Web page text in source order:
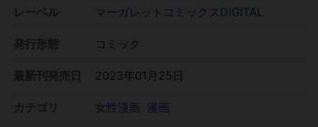
マーガレットコミックスDIGITAL
コミック
2023年01月25日
女性漫画 漫画